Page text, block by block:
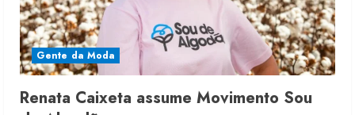
Gente da Moda
Renata Caixeta assume Movimento Sou